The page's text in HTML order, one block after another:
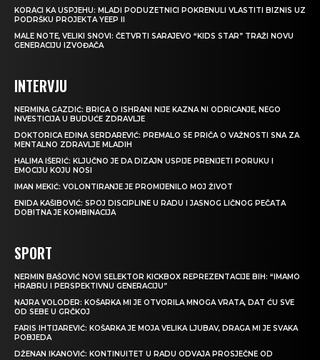
KORACI KA USPJEHU: MLADI PODUZETNICI POKRENULI VLASTITI BIZNIS UZ
PODRŠKU PROJEKTA YEEP II
MALE NOTE, VELIKI SNOVI: ČETVRTI SARAJEVO “KIDS STAR” TRAŽI NOVU
GENERACIJU IZVOĐAČA
INTERVJU
NERMINA GAZDIĆ: BRIGA O ISHRANI NIJE KAZNA NI ODRICANJE, NEGO
INVESTICIJA U BUDUĆE ZDRAVLJE
DOKTORICA EDINA SERDAREVIĆ: PREMALO SE PRIČA O VAŽNOSTI SNA ZA
MENTALNO ZDRAVLJE MLADIH
HALIMA IŠERIĆ: KLJUČNO JE DA DIZAJN USPIJE PRENIJETI PORUKU I
EMOCIJU KOJU NOSI
IMAN MEKIĆ: VOLONTIRANJE JE PROMIJENILO MOJ ŽIVOT
ENIDA KAŠIBOVIĆ: SPOJ DISCIPLINE U RADU I JASNOG LIČNOG PEČATA
DOBITNA JE KOMBINACIJA
SPORT
NERMIN BAŠOVIĆ NOVI SELEKTOR KICKBOX REPREZENTACIJE BIH: “IMAMO
HRABRU I PERSPEKTIVNU GENERACIJU”
NAJRA VOLODER: KOŠARKA MI JE OTVORILA MNOGA VRATA, DAT ĆU SVE
OD SEBE U GRČKOJ
FARIS IHTIJAREVIĆ: KOŠARKA JE MOJA VELIKA LJUBAV, DRAGA MI JE SVAKA
POBJEDA
DŽENAN IKANOVIĆ: KONTINUITET U RADU ODVAJA PROSJEČNE OD